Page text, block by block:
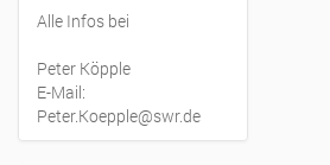
Alle Infos bei
Peter Köpple
E-Mail:
Peter.Koepple@swr.de